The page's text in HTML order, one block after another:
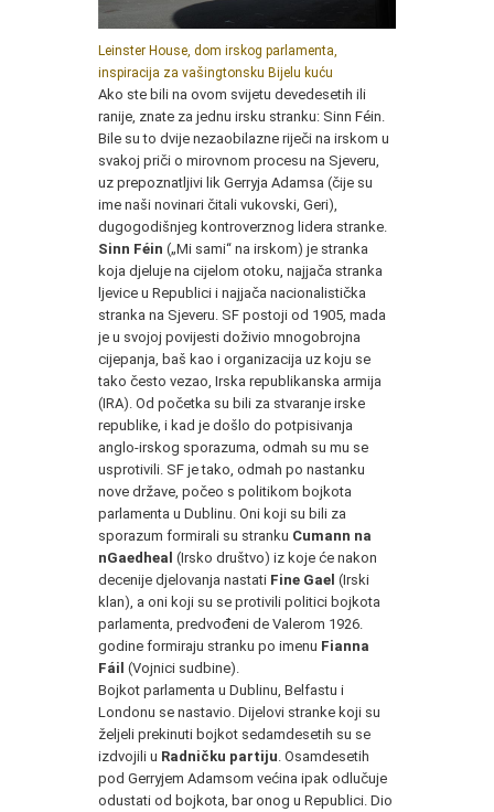
Leinster House, dom irskog parlamenta,
inspiracija za vašingtonsku Bijelu kuću
Ako ste bili na ovom svijetu devedesetih ili
ranije, znate za jednu irsku stranku: Sinn Féin.
Bile su to dvije nezaobilazne riječi na irskom u
svakoj priči o mirovnom procesu na Sjeveru,
uz prepoznatljivi lik Gerryja Adamsa (čije su
ime naši novinari čitali vukovski, Geri),
dugogodišnjeg kontroverznog lidera stranke.
Sinn Féin („Mi sami“ na irskom) je stranka
koja djeluje na cijelom otoku, najjača stranka
ljevice u Republici i najjača nacionalistička
stranka na Sjeveru. SF postoji od 1905, mada
je u svojoj povijesti doživio mnogobrojna
cijepanja, baš kao i organizacija uz koju se
tako često vezao, Irska republikanska armija
(IRA). Od početka su bili za stvaranje irske
republike, i kad je došlo do potpisivanja
anglo-irskog sporazuma, odmah su mu se
usprotivili. SF je tako, odmah po nastanku
nove države, počeo s politikom bojkota
parlamenta u Dublinu. Oni koji su bili za
sporazum formirali su stranku Cumann na
nGaedheal (Irsko društvo) iz koje će nakon
decenije djelovanja nastati Fine Gael (Irski
klan), a oni koji su se protivili politici bojkota
parlamenta, predvođeni de Valerom 1926.
godine formiraju stranku po imenu Fianna
Fáil (Vojnici sudbine).
Bojkot parlamenta u Dublinu, Belfastu i
Londonu se nastavio. Dijelovi stranke koji su
željeli prekinuti bojkot sedamdesetih su se
izdvojili u Radničku partiju . Osamdesetih
pod Gerryjem Adamsom većina ipak odlučuje
odustati od bojkota, bar onog u Republici. Dio